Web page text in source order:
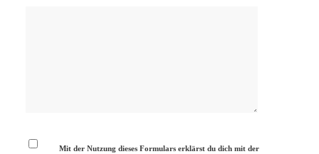
Mit der Nutzung dieses Formulars erklärst du dich mit der